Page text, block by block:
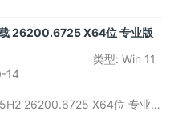
专业版是这一系列更新中的重
户需求进行了多方面的增强和
26200.6725 X64位 专业版
类型: Win 11
14
26200.6725 X64位 专业版